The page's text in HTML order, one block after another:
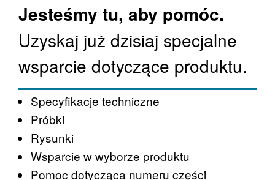
Jesteśmy tu, aby pomóc.
Uzyskaj już dzisiaj specjalne
wsparcie dotyczące produktu.
Specyfikacje techniczne
Próbki
Rysunki
Wsparcie w wyborze produktu
Pomoc dotycząca numeru części